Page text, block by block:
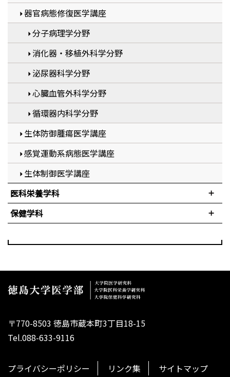
器官病態修復医学講座
分子病理学分野
消化器・移植外科学分野
泌尿器科学分野
心臓血管外科学分野
循環器内科学分野
生体防御腫瘍医学講座
感覚運動系病態医学講座
生体制御医学講座
医科栄養学科
保健学科
〒770-8503 徳島市蔵本町3丁目18-15
Tel.088-633-9116
プライバシーポリシー リンク集 サイトマップ